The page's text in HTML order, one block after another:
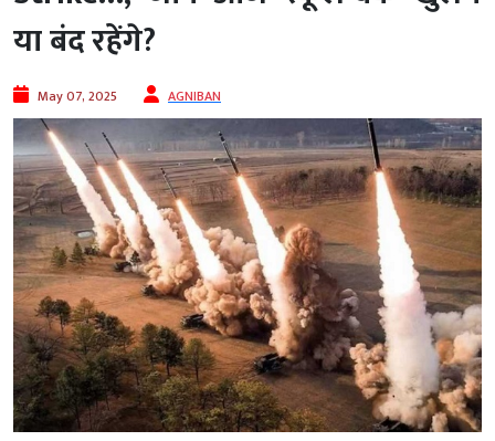
या बंद रहेंगे?
May 07, 2025 AGNIBAN